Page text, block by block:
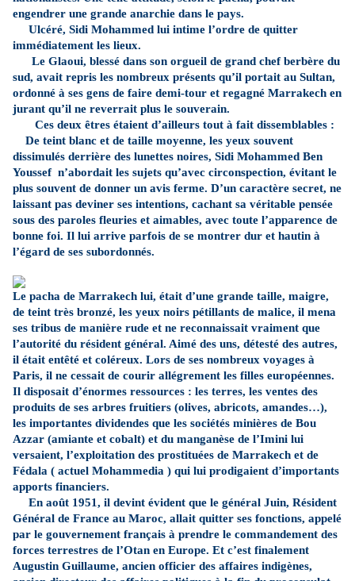
engendrer une grande anarchie dans le pays.
Ulcéré, Sidi Mohammed lui intime l’ordre de quitter
immédiatement les lieux.
Le Glaoui, blessé dans son orgueil de grand chef berbère du
sud, avait repris les nombreux présents qu’il portait au Sultan,
ordonné à ses gens de faire demi-tour et regagné Marrakech en
jurant qu’il ne reverrait plus le souverain.
Ces deux êtres étaient d’ailleurs tout à fait dissemblables :
De teint blanc et de taille moyenne, les yeux souvent
dissimulés derrière des lunettes noires, Sidi Mohammed Ben
Youssef n’abordait les sujets qu’avec circonspection, évitant le
plus souvent de donner un avis ferme. D’un caractère secret, ne
laissant pas deviner ses intentions, cachant sa véritable pensée
sous des paroles fleuries et aimables, avec toute l’apparence de
bonne foi. Il lui arrive parfois de se montrer dur et hautin à
l’égard de ses subordonnés.
Le pacha de Marrakech lui, était d’une grande taille, maigre,
de teint très bronzé, les yeux noirs pétillants de malice, il mena
ses tribus de manière rude et ne reconnaissait vraiment que
l’autorité du résident général. Aimé des uns, détesté des autres,
il était entêté et coléreux. Lors de ses nombreux voyages à
Paris, il ne cessait de courir allégrement les filles européennes.
Il disposait d’énormes ressources : les terres, les ventes des
produits de ses arbres fruitiers (olives, abricots, amandes…),
les importantes dividendes que les sociétés minières de Bou
Azzar (amiante et cobalt) et du manganèse de l’Imini lui
versaient, l’exploitation des prostituées de Marrakech et de
Fédala ( actuel Mohammedia ) qui lui prodigaient d’importants
apports financiers.
En août 1951, il devint évident que le général Juin, Résident
Général de France au Maroc, allait quitter ses fonctions, appelé
par le gouvernement français à prendre le commandement des
forces terrestres de l’Otan en Europe. Et c’est finalement
Augustin Guillaume, ancien officier des affaires indigènes,